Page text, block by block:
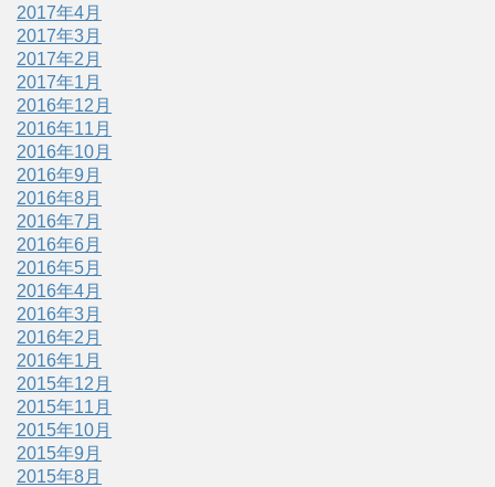
2017年4月
2017年3月
2017年2月
2017年1月
2016年12月
2016年11月
2016年10月
2016年9月
2016年8月
2016年7月
2016年6月
2016年5月
2016年4月
2016年3月
2016年2月
2016年1月
2015年12月
2015年11月
2015年10月
2015年9月
2015年8月